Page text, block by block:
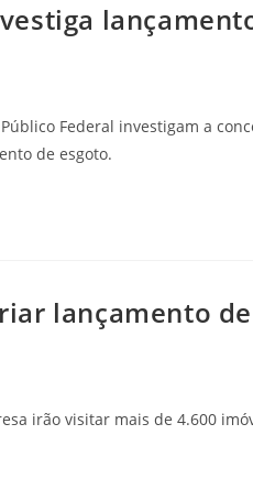
Federal investigam a
de esgoto.
lançamento
irão visitar mais de 4.600